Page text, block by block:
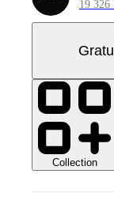
19 326
Collection